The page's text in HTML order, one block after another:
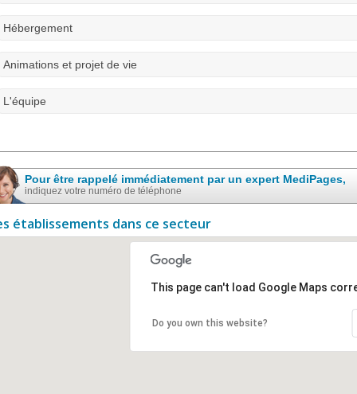
Hébergement
Animations et projet de vie
L'équipe
Pour être rappelé immédiatement par un expert MediPages,
indiquez votre numéro de téléphone
établissements dans ce secteur
This page can't load Google Maps
Do you own this website?